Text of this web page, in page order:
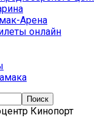
Арена
онлайн
Кинопорт